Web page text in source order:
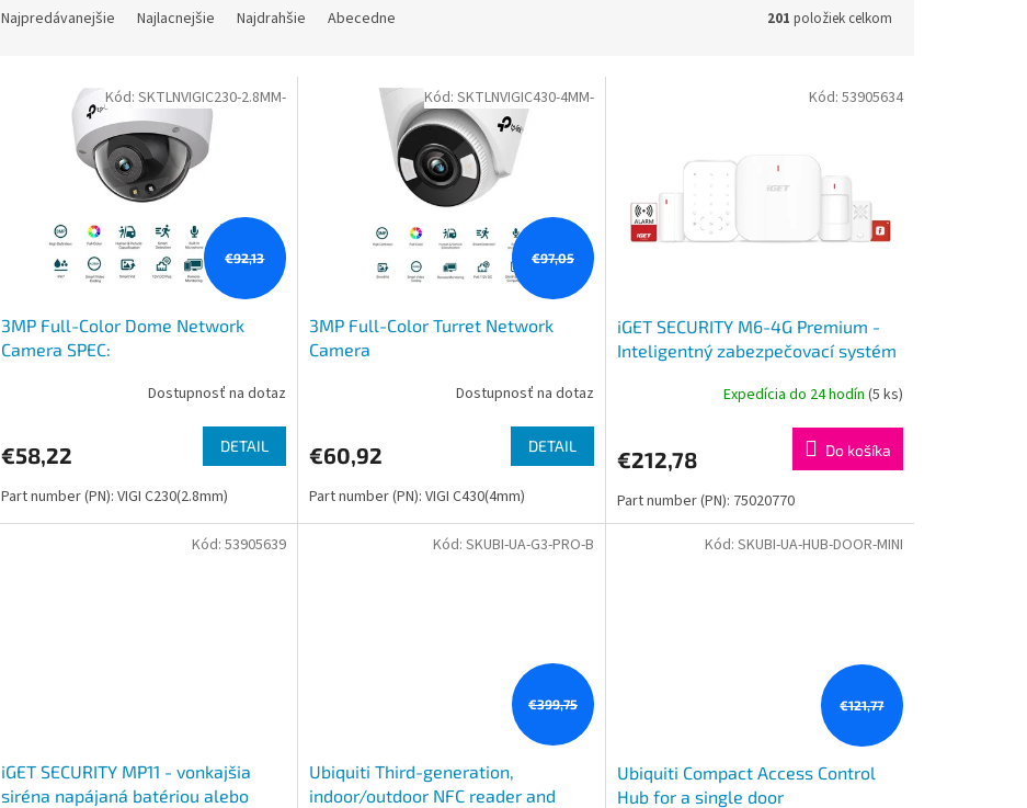
Najpredávanejšie Najlacnejšie Najdrahšie Abecedne 201 položiek celkom
€92,13
3MP Full-Color Dome Network
Camera SPEC:
1/2.8" Progressive Scan CMOS,
Dostupnosť na dotaz
€58,22 DETAIL
Part number (PN): VIGI C230(2.8mm)
Kód: SKTLNVIGIC230-2.8MM-
€97,05
3MP Full-Color Turret Network
Camera
1/2.8" Progressive Scan CMOS,
Dostupnosť na dotaz
€60,92 DETAIL
Part number (PN): VIGI C430(4mm)
Kód: SKTLNVIGIC430-4MM-
iGET SECURITY M6-4G Premium -
Inteligentný zabezpečovací systém
Expedícia do 24 hodín (5 ks)
€212,78 Do košíka
Part number (PN): 75020770
Kód: 53905634
iGET SECURITY MP11 - vonkajšia
siréna napájaná batériou alebo
Kód: 53905639
€399,75
Ubiquiti Third-generation,
indoor/outdoor NFC reader and
Kód: SKUBI-UA-G3-PRO-B
€121,77
Ubiquiti Compact Access Control
Hub for a single door
Kód: SKUBI-UA-HUB-DOOR-MINI